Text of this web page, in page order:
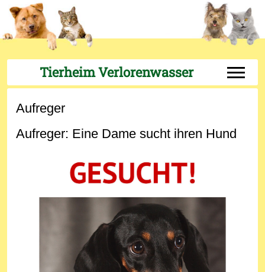
Tierheim Verlorenwasser Off-
Aufreger
Aufreger: Eine Dame sucht ihren Hund